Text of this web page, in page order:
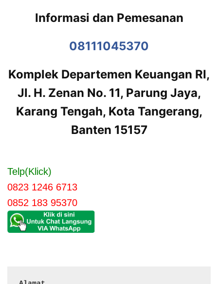
Informasi dan Pemesanan
08111045370
Komplek Departemen Keuangan RI,
Jl. H. Zenan No. 11, Parung Jaya,
Karang Tengah, Kota Tangerang,
Banten 15157
Telp(Klick)
0823 1246 6713
0852 183 95370